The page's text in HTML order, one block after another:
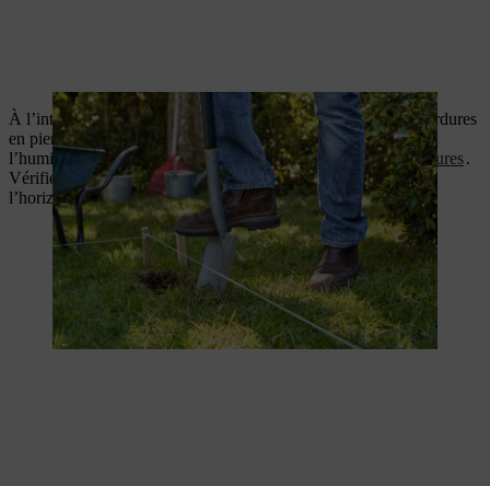
À l’intérieur du trou que vous venez de creuser, alignez les bordures
en pierre sur le pourtour. Elles protégeront votre potager de
l’humidité du sol et des dommages possibles
d’un coupe-bordures.
Vérifiez avec un niveau à bulle que les bordures sont bien à
l’horizontale.